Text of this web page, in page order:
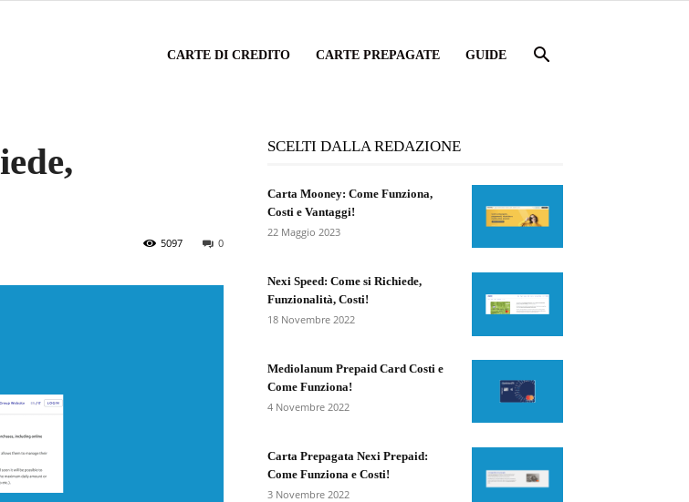
CARTE DI CREDITO CARTE PREPAGATE GUIDE
0
5097
SCELTI DALLA REDAZIONE
Carta Mooney: Come Funziona,
Costi e Vantaggi!
22 Maggio 2023
Nexi Speed: Come si Richiede,
Funzionalità, Costi!
18 Novembre 2022
Mediolanum Prepaid Card Costi e
Come Funziona!
4 Novembre 2022
Carta Prepagata Nexi Prepaid:
Come Funziona e Costi!
3 Novembre 2022